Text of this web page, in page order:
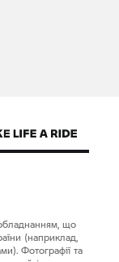
що
(наприклад,
Фотографії та